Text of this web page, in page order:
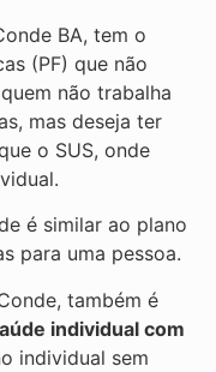
BA, tem o
(PF) que não
não trabalha
mas deseja ter
o SUS, onde
é similar ao plano
para uma pessoa.
também é
individual com
individual sem